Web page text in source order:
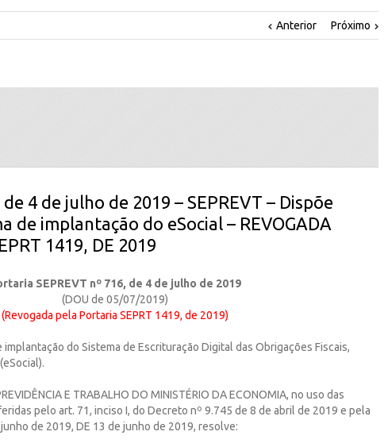
Anterior Próximo
4 de julho de 2019 – SEPREVT – Dispõe
de implantação do eSocial – REVOGADA
1419, DE 2019
SEPREVT nº 716, de 4 de julho de 2019
(DOU de 05/07/2019)
(Revogada pela Portaria SEPRT 1419, de 2019)
do Sistema de Escrituração Digital das Obrigações Fiscais,
E TRABALHO DO MINISTÉRIO DA ECONOMIA, no uso das
pelo art. 71, inciso I, do Decreto nº 9.745 de 8 de abril de 2019 e pela
de 2019, DE 13 de junho de 2019, resolve: